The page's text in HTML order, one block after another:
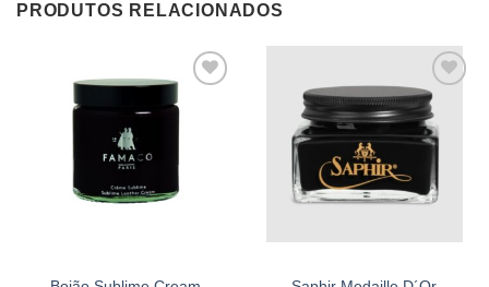
PRODUTOS RELACIONADOS
Adicionar
Adicionar
à wishlist